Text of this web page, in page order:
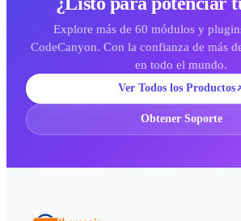
Explore más de 60 módulos y
CodeCanyon. Con la confianza de más
en todo el mundo.
Ver Todos los Productos
Obtener Soporte